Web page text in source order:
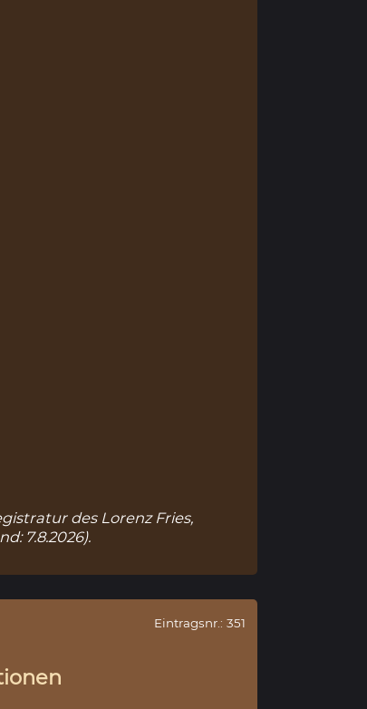
des Lorenz Fries,
7.8.2026).
Eintragsnr.: 351